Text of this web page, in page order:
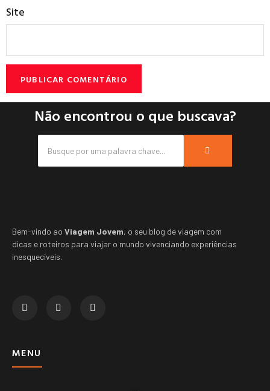
Site
Não encontrou o que buscava?
Bem-vindo ao Viagem Jovem, o seu blog de viagem com
dicas e roteiros para viajar o mundo vivenciando experiências
inesquecíveis.
MENU